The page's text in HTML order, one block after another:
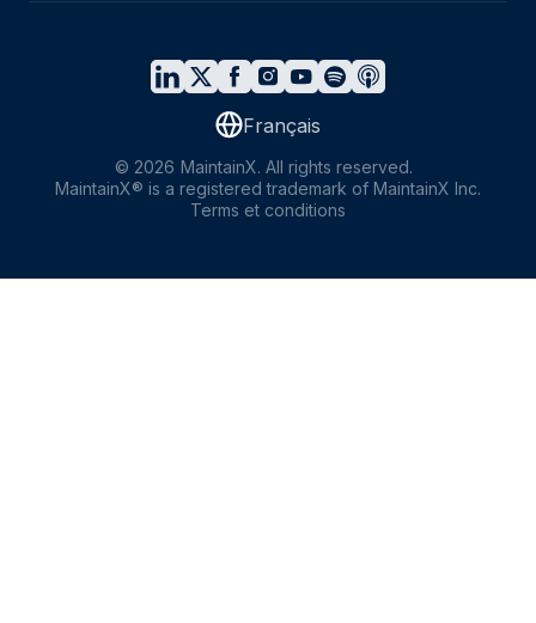
Français
© 2026 MaintainX. All rights reserved.
MaintainX® is a registered trademark of MaintainX Inc.
Terms et conditions